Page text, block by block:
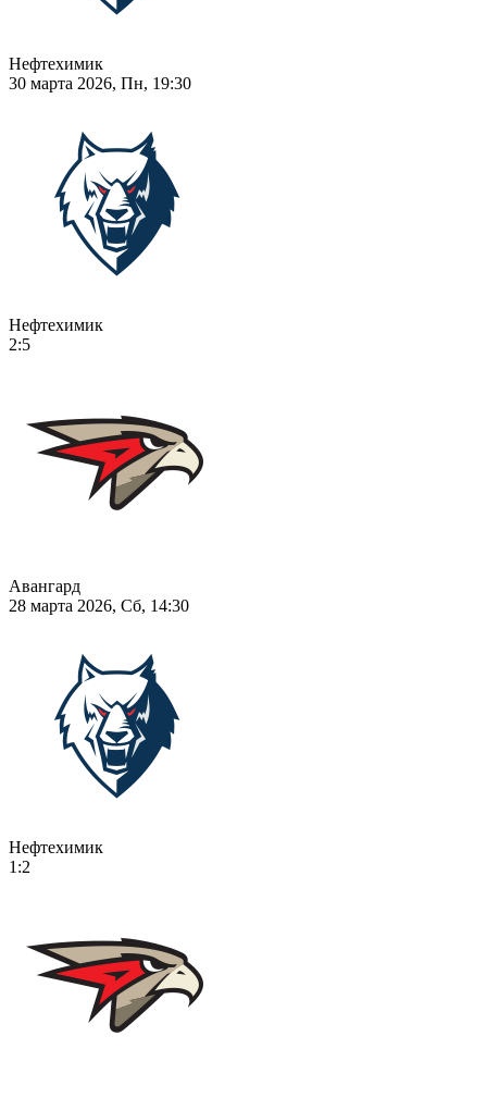
Нефтехимик
30 марта 2026, Пн, 19:30
Нефтехимик
2:5
Авангард
28 марта 2026, Сб, 14:30
Нефтехимик
1:2